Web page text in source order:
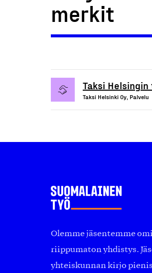
merkit
Taksi
Taksi Helsinki Oy, Palvelu
Olemme jäsentemme
riippumaton yhdistys.
yhteiskunnan kirjo